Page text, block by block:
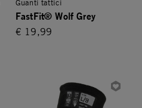
Guanti tattici
FastFit® Wolf Grey
€ 19,99